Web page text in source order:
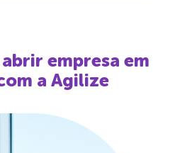
empresa em
a Agilize